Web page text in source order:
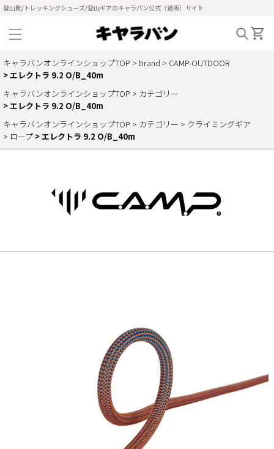
登山靴/トレッキングシューズ/登山ギアのキャラバン公式（通販）サイト
キャラバンオンラインショップTOP brand
CAMP-OUTDOOR
エレクトラ 9.2 O/B_40m
キャラバンオンラインショップTOP
カテゴリー
エレクトラ 9.2 O/B_40m
キャラバンオンラインショップTOP
カテゴリー
クライミングギア
ロープ
エレクトラ 9.2 O/B_40m